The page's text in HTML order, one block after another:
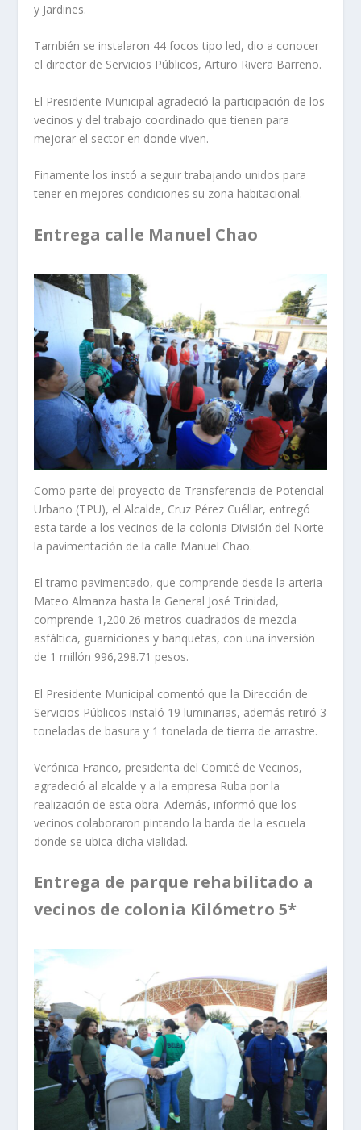
y Jardines.
También se instalaron 44 focos tipo led, dio a conocer
el director de Servicios Públicos, Arturo Rivera Barreno.
El Presidente Municipal agradeció la participación de los
vecinos y del trabajo coordinado que tienen para
mejorar el sector en donde viven.
Finamente los instó a seguir trabajando unidos para
tener en mejores condiciones su zona habitacional.
Entrega calle Manuel Chao
Como parte del proyecto de Transferencia de Potencial
Urbano (TPU), el Alcalde, Cruz Pérez Cuéllar, entregó
esta tarde a los vecinos de la colonia División del Norte
la pavimentación de la calle Manuel Chao.
El tramo pavimentado, que comprende desde la arteria
Mateo Almanza hasta la General José Trinidad,
comprende 1,200.26 metros cuadrados de mezcla
asfáltica, guarniciones y banquetas, con una inversión
de 1 millón 996,298.71 pesos.
El Presidente Municipal comentó que la Dirección de
Servicios Públicos instaló 19 luminarias, además retiró 3
toneladas de basura y 1 tonelada de tierra de arrastre.
Verónica Franco, presidenta del Comité de Vecinos,
agradeció al alcalde y a la empresa Ruba por la
realización de esta obra. Además, informó que los
vecinos colaboraron pintando la barda de la escuela
donde se ubica dicha vialidad.
Entrega de parque rehabilitado a
vecinos de colonia Kilómetro 5*